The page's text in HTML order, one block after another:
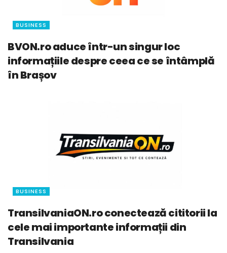
BUSINESS
BVON.ro aduce într-un singur loc
informațiile despre ceea ce se întâmplă
în Brașov
BUSINESS
TransilvaniaON.ro conectează cititorii la
cele mai importante informații din
Transilvania